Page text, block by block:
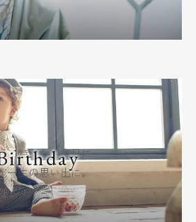
・特別な記念日に
一生の思い出に。